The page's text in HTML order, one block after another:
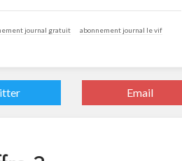
journal gratuit
abonnement journal le vif
Email